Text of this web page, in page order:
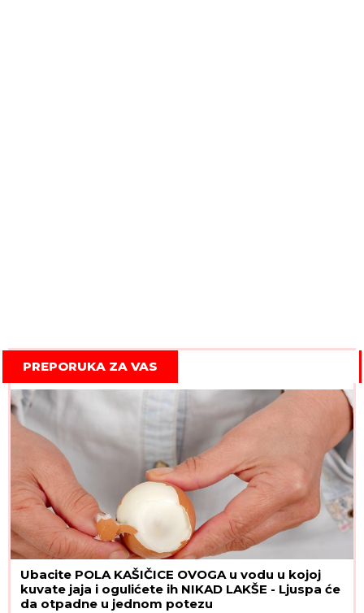
PREPORUKA ZA VAS
Ubacite POLA KAŠIČICE OVOGA u vodu u kojoj
kuvate jaja i ogulićete ih NIKAD LAKŠE - Ljuspa će
da otpadne u jednom potezu